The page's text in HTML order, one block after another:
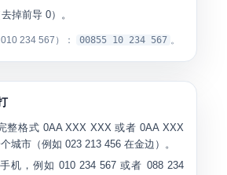
掉前导 0）。
234 567）： 00855 10 234 567 。
整格式 0AA XXX XXX或者0AA XXX
城市（例如023 213 456 在金边）。
机，例如010 234 567 或者 088 234